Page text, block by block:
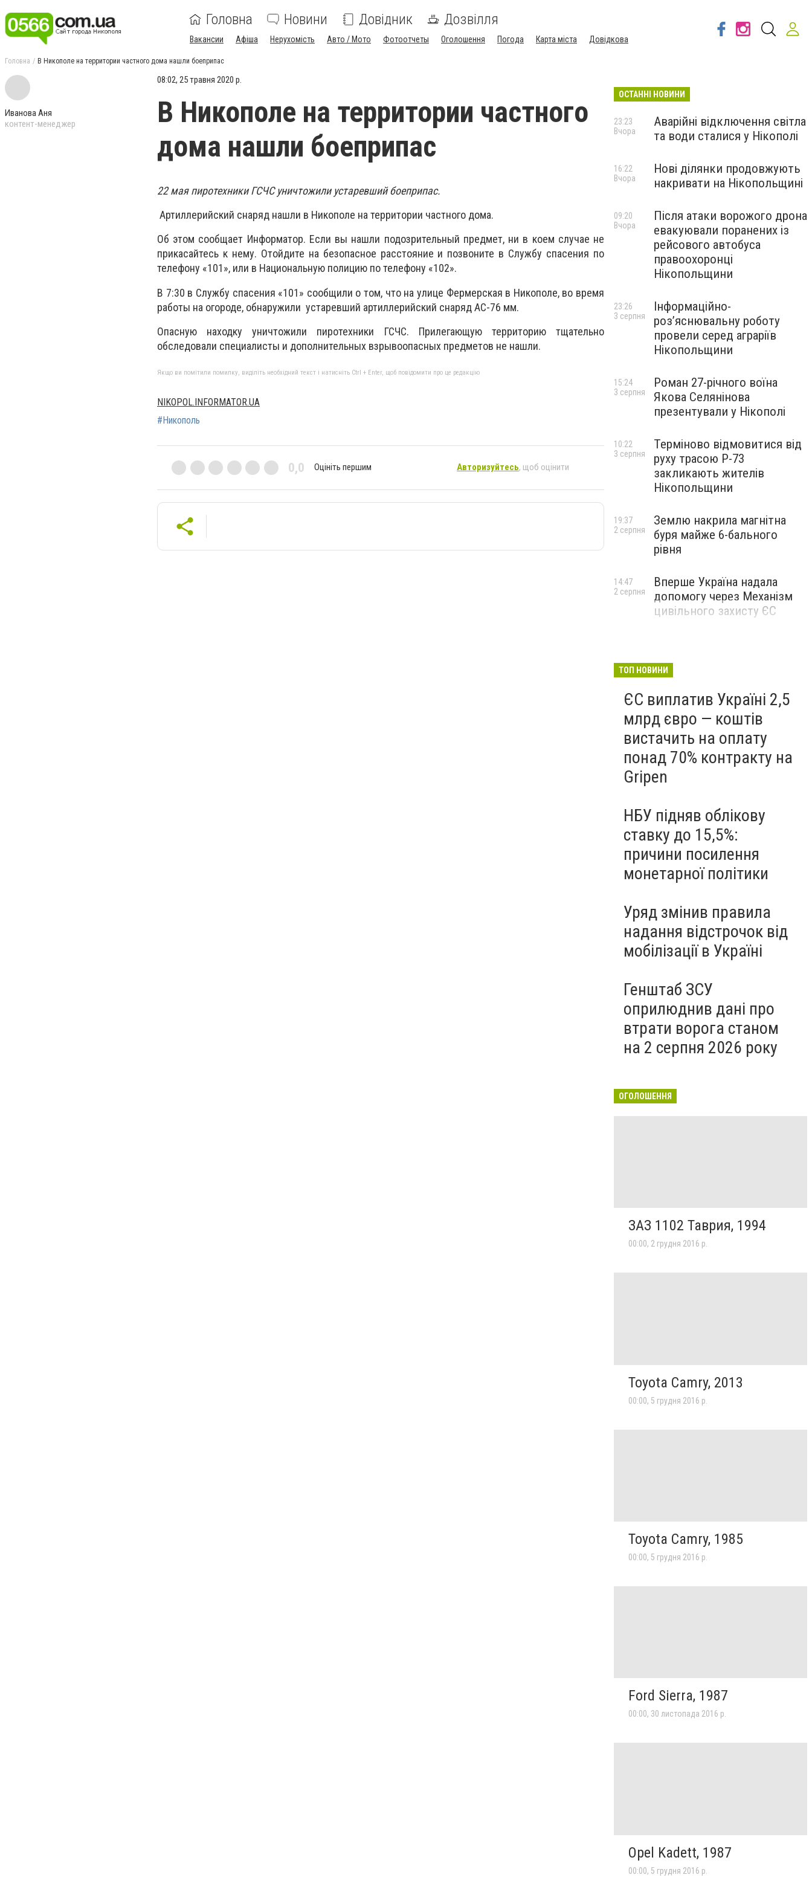
Головна Новини Довідник Дозвілля
Вакансии Афіша Нерухомість Авто / Мото Фотоотчеты Оголошення Погода Карта міста Довідкова
Головна В Никополе на территории частного дома нашли боеприпас
Иванова Аня
контент-менеджер
08:02, 25 травня 2020 р.
В Никополе на территории частного
дома нашли боеприпас
22 мая пиротехники ГСЧС уничтожили устаревший боеприпас.
Артиллерийский снаряд нашли в Никополе на территории частного дома.
Об этом сообщает Информатор. Если вы нашли подозрительный предмет, ни в коем случае не
прикасайтесь к нему. Отойдите на безопасное расстояние и позвоните в Службу спасения по
телефону «101», или в Национальную полицию по телефону «102».
В 7:30 в Службу спасения «101» сообщили о том, что на улице Фермерская в Никополе, во время
работы на огороде, обнаружили устаревший артиллерийский снаряд АС-76 мм.
Опасную находку уничтожили пиротехники ГСЧС. Прилегающую территорию тщательно
обследовали специалисты и дополнительных взрывоопасных предметов не нашли.
Якщо ви помітили помилку, виділіть необхідний текст і натисніть Ctrl + Enter, щоб повідомити про це редакцію
NIKOPOL.INFORMATOR.UA
#Никополь
0,0 Оцініть першим Авторизуйтесь, щоб оцінити
ОСТАННІ НОВИНИ
Аварійні відключення світла
та води сталися у Нікополі
23:23
Вчора
Нові ділянки продовжують
накривати на Нікопольщині
16:22
Вчора
Після атаки ворожого дрона
евакуювали поранених із
рейсового автобуса
правоохоронці
Нікопольщини
09:20
Вчора
Інформаційно-
роз’яснювальну роботу
провели серед аграріїв
Нікопольщини
23:26
3 серпня
Роман 27-річного воїна
Якова Селянінова
презентували у Нікополі
15:24
3 серпня
Терміново відмовитися від
руху трасою Р-73
закликають жителів
Нікопольщини
10:22
3 серпня
Землю накрила магнітна
буря майже 6-бального
рівня
19:37
2 серпня
Вперше Україна надала
допомогу через Механізм
цивільного захисту ЄС
14:47
2 серпня
ТОП НОВИНИ
ЄС виплатив Україні 2,5
млрд євро — коштів
вистачить на оплату
понад 70% контракту на
Gripen
НБУ підняв облікову
ставку до 15,5%:
причини посилення
монетарної політики
Уряд змінив правила
надання відстрочок від
мобілізації в Україні
Генштаб ЗСУ
оприлюднив дані про
втрати ворога станом
на 2 серпня 2026 року
ОГОЛОШЕННЯ
ЗАЗ 1102 Таврия, 1994
00:00, 2 грудня 2016 р.
Toyota Camry, 2013
00:00, 5 грудня 2016 р.
Toyota Camry, 1985
00:00, 5 грудня 2016 р.
Ford Sierra, 1987
00:00, 30 листопада 2016 р.
Opel Kadett, 1987
00:00, 5 грудня 2016 р.